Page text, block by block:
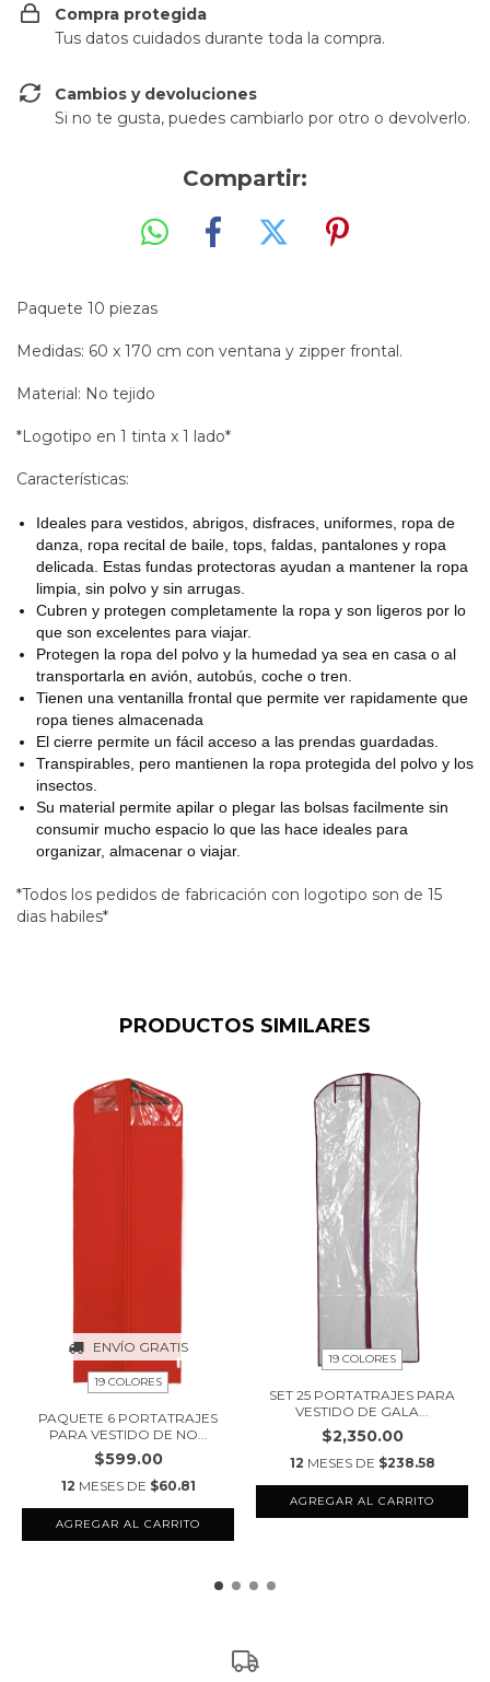
Compra protegida
Tus datos cuidados durante toda la compra.
Cambios y devoluciones
Si no te gusta, puedes cambiarlo por otro o devolverlo.
Compartir:
Paquete 10 piezas
Medidas: 60 x 170 cm con ventana y zipper frontal.
Material: No tejido
*Logotipo en 1 tinta x 1 lado*
Características:
Ideales para vestidos, abrigos, disfraces, uniformes, ropa de
danza, ropa recital de baile, tops, faldas, pantalones y ropa
delicada. Estas fundas protectoras ayudan a mantener la ropa
limpia, sin polvo y sin arrugas.
Cubren y protegen completamente la ropa y son ligeros por lo
que son excelentes para viajar.
Protegen la ropa del polvo y la humedad ya sea en casa o al
transportarla en avión, autobús, coche o tren.
Tienen una ventanilla frontal que permite ver rapidamente que
ropa tienes almacenada
El cierre permite un fácil acceso a las prendas guardadas.
Transpirables, pero mantienen la ropa protegida del polvo y los
insectos.
Su material permite apilar o plegar las bolsas facilmente sin
consumir mucho espacio lo que las hace ideales para
organizar, almacenar o viajar.
*Todos los pedidos de fabricación con logotipo son de 15
dias habiles*
PRODUCTOS SIMILARES
ENVÍO GRATIS
19 COLORES
PAQUETE 6 PORTATRAJES
PARA VESTIDO DE NO...
$599.00
12 MESES DE $60.81
AGREGAR AL CARRITO
19 COLORES
SET 25 PORTATRAJES PARA
VESTIDO DE GALA...
$2,350.00
12 MESES DE $238.58
AGREGAR AL CARRITO